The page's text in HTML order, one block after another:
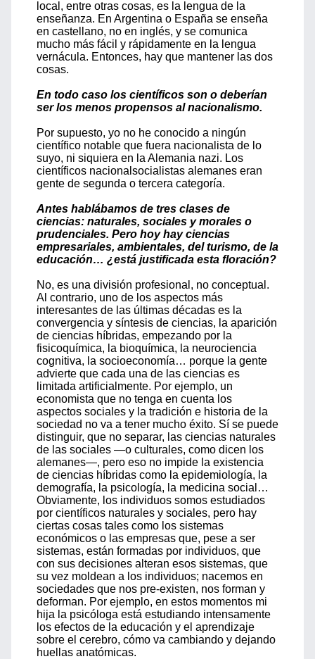
local, entre otras cosas, es la lengua de la
enseñanza. En Argentina o España se enseña
en castellano, no en inglés, y se comunica
mucho más fácil y rápidamente en la lengua
vernácula. Entonces, hay que mantener las dos
cosas.
En todo caso los científicos son o deberían
ser los menos propensos al nacionalismo.
Por supuesto, yo no he conocido a ningún
científico notable que fuera nacionalista de lo
suyo, ni siquiera en la Alemania nazi. Los
científicos nacionalsocialistas alemanes eran
gente de segunda o tercera categoría.
Antes hablábamos de tres clases de
ciencias: naturales, sociales y morales o
prudenciales. Pero hoy hay ciencias
empresariales, ambientales, del turismo, de la
educación… ¿está justificada esta floración?
No, es una división profesional, no conceptual.
Al contrario, uno de los aspectos más
interesantes de las últimas décadas es la
convergencia y síntesis de ciencias, la aparición
de ciencias híbridas, empezando por la
fisicoquímica, la bioquímica, la neurociencia
cognitiva, la socioeconomía… porque la gente
advierte que cada una de las ciencias es
limitada artificialmente. Por ejemplo, un
economista que no tenga en cuenta los
aspectos sociales y la tradición e historia de la
sociedad no va a tener mucho éxito. Sí se puede
distinguir, que no separar, las ciencias naturales
de las sociales —o culturales, como dicen los
alemanes—, pero eso no impide la existencia
de ciencias híbridas como la epidemiología, la
demografía, la psicología, la medicina social…
Obviamente, los individuos somos estudiados
por científicos naturales y sociales, pero hay
ciertas cosas tales como los sistemas
económicos o las empresas que, pese a ser
sistemas, están formadas por individuos, que
con sus decisiones alteran esos sistemas, que
su vez moldean a los individuos; nacemos en
sociedades que nos pre-existen, nos forman y
deforman. Por ejemplo, en estos momentos mi
hija la psicóloga está estudiando intensamente
los efectos de la educación y el aprendizaje
sobre el cerebro, cómo va cambiando y dejando
huellas anatómicas.